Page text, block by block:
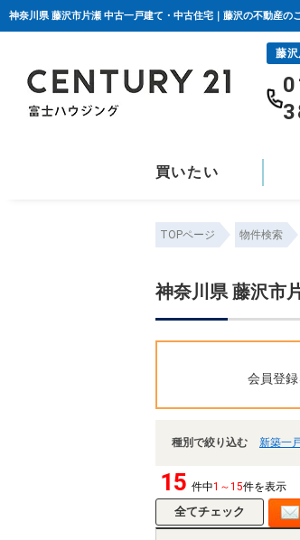
神奈川県 藤沢市片瀬 中古一戸建て・中古住宅｜藤沢の不動産の
藤沢
買いたい
TOPページ 物件検索
神奈川県 藤沢市
会員登
種別で絞り込む 新築一
15 件中1～15件を表示